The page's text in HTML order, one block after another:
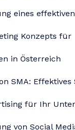
eines
Konzepts für
in Österreich
SMA: Effektives
für Ihr
von Social